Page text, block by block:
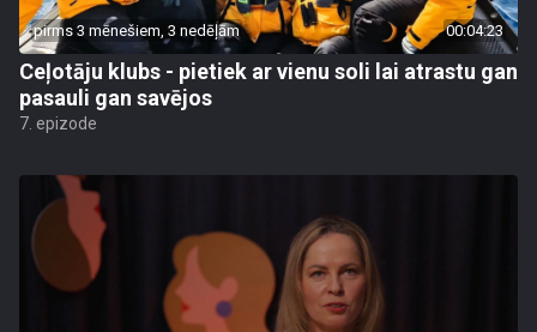
pirms 3 mēnešiem, 3 nedēļām 00:04:23
Ceļotāju klubs - pietiek ar vienu soli lai atrastu gan
pasauli gan savējos
7. epizode